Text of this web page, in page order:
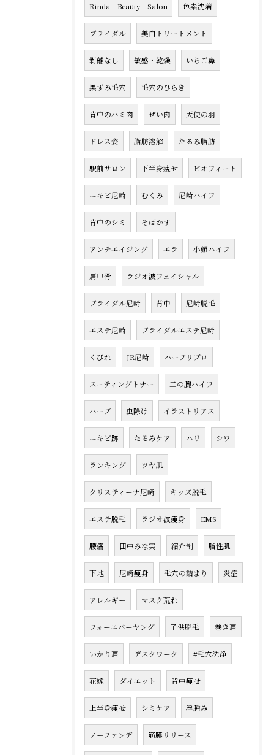
Rinda Beauty Salon 色素沈着
ブライダル 美白トリートメント
剥離なし 敏感・乾燥 いちご鼻
黒ずみ毛穴 毛穴のひらき
背中のハミ肉 ぜい肉 天使の羽
ドレス姿 脂肪溶解 たるみ脂肪
駅前サロン 下半身痩せ ビオフィート
ニキビ尼崎 むくみ 尼崎ハイフ
背中のシミ そばかす
アンチエイジング エラ 小顔ハイフ
肩甲骨 ラジオ波フェイシャル
ブライダル尼崎 背中 尼崎脱毛
エステ尼崎 ブライダルエステ尼崎
くびれ JR尼崎 ハーブリプロ
スーティングトナー 二の腕ハイフ
ハーブ 虫除け イラストリアス
ニキビ跡 たるみケア ハリ シワ
ランキング ツヤ肌
クリスティーナ尼崎 キッズ脱毛
エステ脱毛 ラジオ波痩身 EMS
腰痛 田中みな実 紹介制 脂性肌
下地 尼崎痩身 毛穴の詰まり 炎症
アレルギー マスク荒れ
フォーエバーヤング 子供脱毛 巻き肩
いかり肩 デスクワーク #毛穴洗浄
花嫁 ダイエット 背中痩せ
上半身痩せ シミケア 浮腫み
ノーファンデ 筋膜リリース